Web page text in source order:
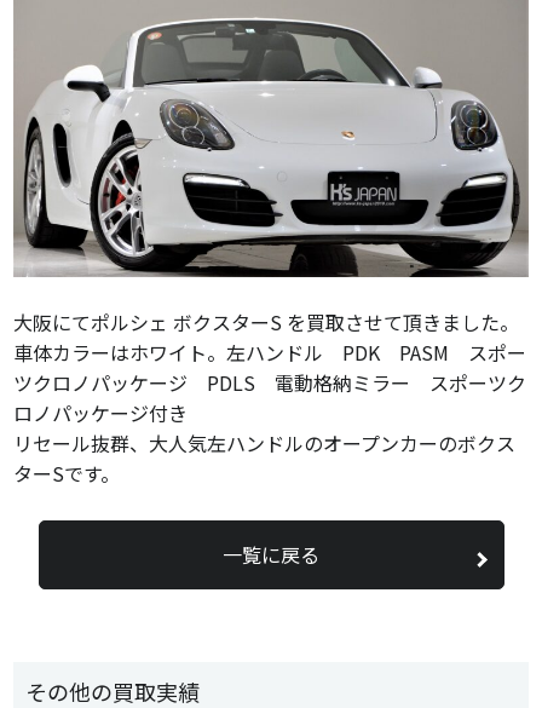
その他の買取実績
大阪にてポルシェ ボクスターS を買取させて頂きました。
車体カラーはホワイト。左ハンドル PDK PASM スポー
ツクロノパッケージ PDLS 電動格納ミラー スポーツク
ロノパッケージ付き
リセール抜群、大人気左ハンドルのオープンカーのボクス
ターSです。
一覧に戻る